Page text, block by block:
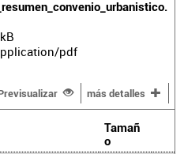
pdf
más detalles
Tamañ
o